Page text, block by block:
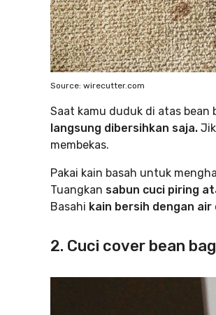
Source: wirecutter.com
Saat kamu duduk di atas bean
langsung dibersihkan saja.
membekas.
Pakai kain basah untuk
Tuangkan sabun cuci piring
Basahi kain bersih dengan
2. Cuci cover bean